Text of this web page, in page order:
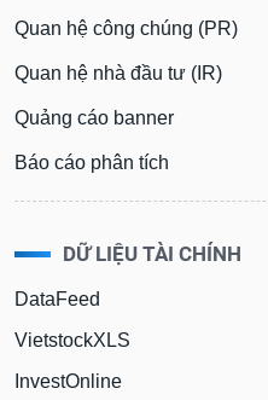
Quan hệ công chúng (PR)
Quan hệ nhà đầu tư (IR)
Quảng cáo banner
Báo cáo phân tích
DỮ LIỆU TÀI CHÍNH
DataFeed
VietstockXLS
InvestOnline